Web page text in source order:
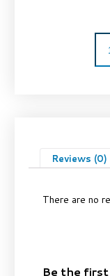
Reviews (0)
There are no
Be the first